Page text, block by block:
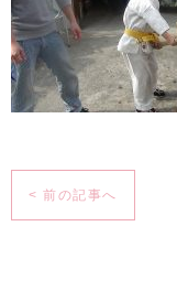
< 前の記事へ